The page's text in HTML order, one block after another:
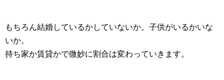
もちろん結婚しているかしていないか。子供がいるかいな
いか。
持ち家か賃貸かで微妙に割合は変わっていきます。